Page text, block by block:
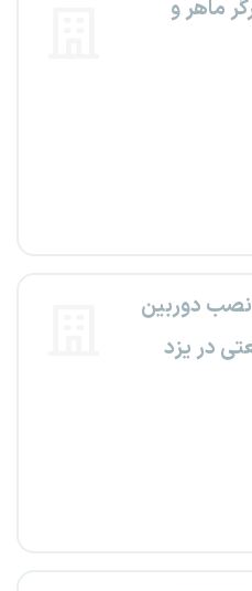
ماهر و
دوربین
در یزد